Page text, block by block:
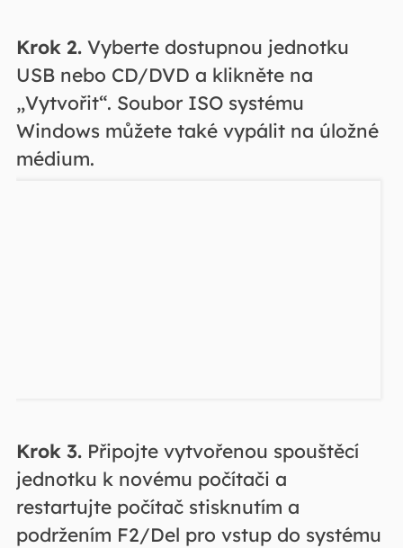
Krok 2. Vyberte dostupnou jednotku
USB nebo CD/DVD a klikněte na
„Vytvořit“. Soubor ISO systému
Windows můžete také vypálit na úložné
médium.
Krok 3. Připojte vytvořenou spouštěcí
jednotku k novému počítači a
restartujte počítač stisknutím a
podržením F2/Del pro vstup do systému